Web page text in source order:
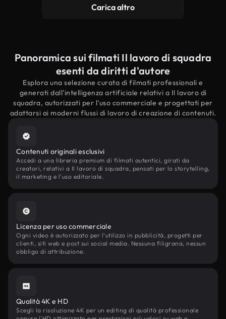
Carica altro
Panoramica sui filmati Il lavoro di squadra
esenti da diritti d'autore
Esplora una selezione curata di filmati professionali e
generati dall'intelligenza artificiale relativi a Il lavoro di
squadra, autorizzati per l'uso commerciale e progettati per
adattarsi ai moderni flussi di lavoro di creazione di contenuti.
Contenuti originali esclusivi
Accedi a una libreria premium di filmati autentici, girati da
creatori, relativi a Il lavoro di squadra, pensati per lo storytelling,
il marketing e l'uso editoriale.
Licenza per uso commerciale
Ogni video è autorizzato per l'utilizzo in pubblicità, progetti per
clienti, siti web e post sui social media. Nessuna filigrana, nessun
obbligo di attribuzione.
Qualità 4K e HD
Scegli la risoluzione 4K per un editing di qualità professionale